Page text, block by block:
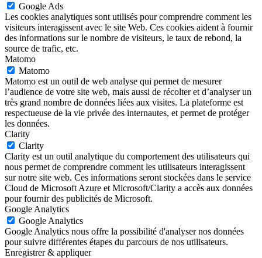
Google Ads
Les cookies analytiques sont utilisés pour comprendre comment les
visiteurs interagissent avec le site Web. Ces cookies aident à fournir
des informations sur le nombre de visiteurs, le taux de rebond, la
source de trafic, etc.
Matomo
Matomo
Matomo est un outil de web analyse qui permet de mesurer
l’audience de votre site web, mais aussi de récolter et d’analyser un
très grand nombre de données liées aux visites. La plateforme est
respectueuse de la vie privée des internautes, et permet de protéger
les données.
Clarity
Clarity
Clarity est un outil analytique du comportement des utilisateurs qui
nous permet de comprendre comment les utilisateurs interagissent
sur notre site web. Ces informations seront stockées dans le service
Cloud de Microsoft Azure et Microsoft/Clarity a accès aux données
pour fournir des publicités de Microsoft.
Google Analytics
Google Analytics
Google Analytics nous offre la possibilité d'analyser nos données
pour suivre différentes étapes du parcours de nos utilisateurs.
Enregistrer & appliquer